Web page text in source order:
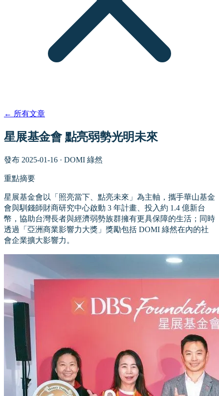
← 所有文章
星展基金會 點亮弱勢光明未來
發布 2025-01-16 · DOMI 綠然
重點摘要
星展基金會以「照亮當下、點亮未來」為主軸，攜手華山基金
會與馴錢師財商研究中心啟動 3 年計畫、投入約 1.4 億新台
幣，協助台灣長者與經濟弱勢族群擁有更具保障的生活；同時
透過「亞洲商業影響力大獎」獎勵包括 DOMI 綠然在內的社
會企業擴大影響力。